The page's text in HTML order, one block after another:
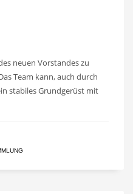
neuen Vorstandes zu
Team kann, auch durch
stabiles Grundgerüst mit